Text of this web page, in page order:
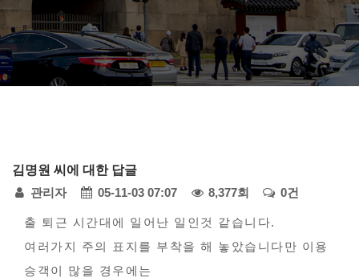
김명원 씨에 대한 답글
페
이
지
관리자 05-11-03 07:07 8,377회 0건
본
문
출 퇴근 시간대에 일어난 일인것 같습니다.
여러가지 주의 표지를 부착을 해 놓았습니다만 이용
승객이 많을 경우에는